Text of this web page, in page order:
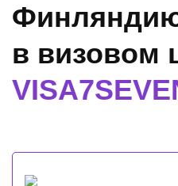
в визовом